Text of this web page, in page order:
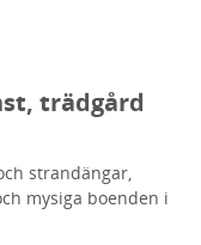
trädgård
strandängar,
mysiga boenden i